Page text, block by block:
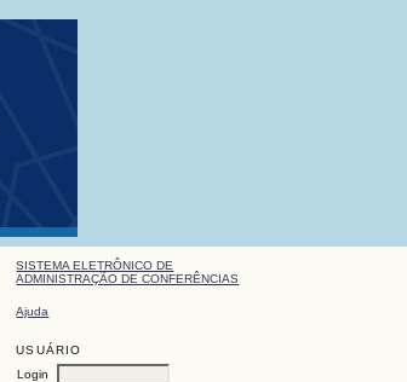
SISTEMA ELETRÔNICO DE
ADMINISTRAÇÃO DE CONFERÊNCIAS
Ajuda
USUÁRIO
Login